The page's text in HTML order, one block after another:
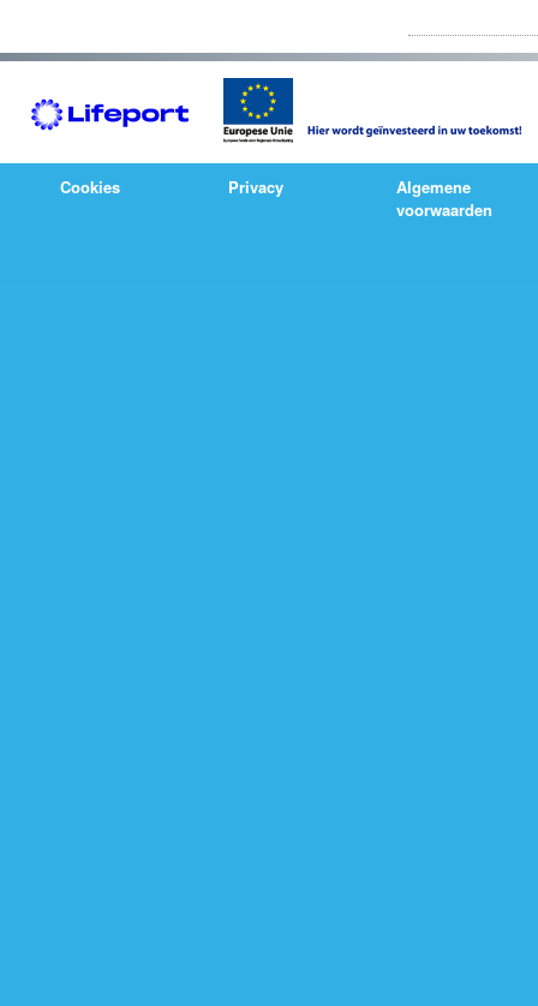
Cookies Privacy
Algemene
voorwaarden